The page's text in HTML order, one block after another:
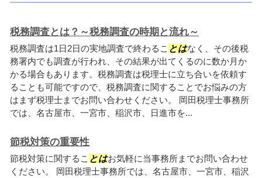
税務調査とは？～税務調査の時期と流れ～
税務調査は1日2日の実地調査で終わるこ とはなく、その後税
務署内でも調査が行われ、その結果が出てくるのに数か月か
かる場合もあります。税務調査は税理士に立ち合いを依頼す
ることも可能ですので、税務調査に関することでお悩みの方
はまず税理士までお問い合わせください。 岡田税理士事務所
では、名古屋市、一宮市、稲沢市、日進市を...
節税対策の重要性
節税対策に関するこ とはお気軽に当事務所までお問い合わせ
ください。 岡田税理士事務所では、名古屋市、一宮市、稲沢